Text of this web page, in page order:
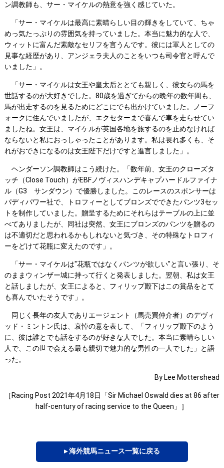
ン調教師も、サー・マイケルの熱意を強く感じていた。
「サー・マイケルは最高に素晴らしい目の輝きをしていて、ちゃ
めっ気たっぷりの雰囲気を持っていました。本当に魅力的な人で、
ウィットに富んだ素敵なセリフを言うんです。彼には軍人としての
見事な経歴があり、アンジェラ夫人のことをいつも司令官と呼んで
いました」。
「サー・マイケルは女王や皇太后ととても親しく、彼女らの馬を
世話するのが大好きでした。80歳を過ぎてからの晩年の数年間も、
馬が出走するのを見るためにどこにでも出かけていました。ノーフ
ォークに住んでいましたが、エクセターまで喜んで車を走らせてい
ましたね。女王は、マイケルが英国各地を旅するのを止めなければ
ならないと私におっしゃったことがあります。私は畏れ多くも、そ
れがおできになるのは女王陛下だけですと進言しました」。
ヘンダーソン調教師はこう続けた。「数年前、女王のクローズタ
ッチ（Close Touch）がEBFノヴィスハンデキャプハードルファイナ
ル（G3 サンダウン）で優勝しました。このレースのスポンサーは
パディパワー社で、トロフィーとしてブロンズでできたパンツ3セッ
トを制作していました。贈呈するためにそれらはテーブルの上に並
べてありましたが、同社は突然、女王にブロンズのパンツを贈るの
は不適切だと思われるかもしれないと気づき、その特殊なトロフィ
ーをどけて花瓶に変えたのです」。
「サー・マイケルは"花瓶ではなくパンツが欲しい"と言い張り、そ
のままウィンザー城に持って行くと発表しました。翌朝、私は女王
と話しましたが、女王によると、フィリップ殿下はこの賞品をとて
も喜んでいたそうです」。
同じく長年の友人でありエージェント（馬売買仲介者）のデヴィ
ッド・ミントン氏は、哀悼の意を表して、「フィリップ殿下のよう
に、彼は誰とでも話をするのが好きな人でした。本当に素晴らしい
人で、この世で会える最も親切で魅力的な男性の一人でした」と語
った。
By Lee Mottershead
［Racing Post 2021年4月18日「Sir Michael Oswald dies at 86 after
half-century of racing service to the Queen」］
▸ 海外競馬ニュース一覧に戻る